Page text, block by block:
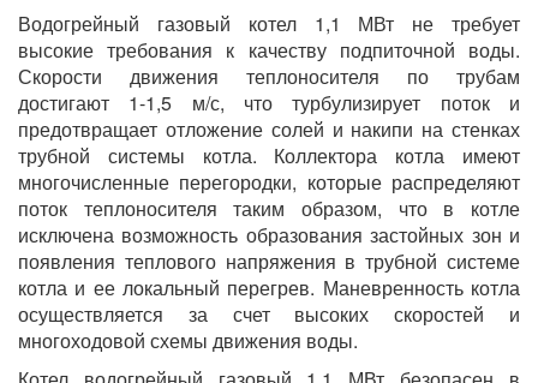
Водогрейный газовый котел 1,1 МВт не требует
высокие требования к качеству подпиточной воды.
Скорости движения теплоносителя по трубам
достигают 1-1,5 м/с, что турбулизирует поток и
предотвращает отложение солей и накипи на стенках
трубной системы котла. Коллектора котла имеют
многочисленные перегородки, которые распределяют
поток теплоносителя таким образом, что в котле
исключена возможность образования застойных зон и
появления теплового напряжения в трубной системе
котла и ее локальный перегрев. Маневренность котла
осуществляется за счет высоких скоростей и
многоходовой схемы движения воды.